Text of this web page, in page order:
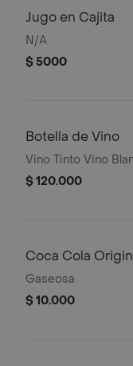
Jugo en Cajita
N/A
$ 5000
Botella de Vino
Vino Tinto Vino
$ 120.000
Coca Cola
Gaseosa
$ 10.000